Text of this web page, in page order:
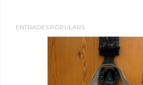
ENTRADES POPULARS